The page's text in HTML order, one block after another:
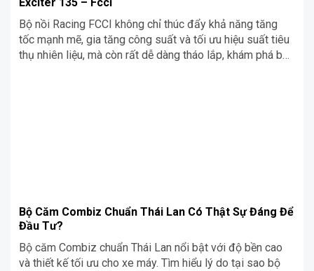
Exciter 135 – Fcci
Bộ nồi Racing FCCI không chỉ thúc đẩy khả năng tăng
tốc mạnh mẽ, gia tăng công suất và tối ưu hiệu suất tiêu
thụ nhiên liệu, mà còn rất dễ dàng tháo lắp, khám phá bố
Bộ Căm Combiz Chuẩn Thái Lan Có Thật Sự Đáng Để
Đầu Tư?
Bộ căm Combiz chuẩn Thái Lan nổi bật với độ bền cao
và thiết kế tối ưu cho xe máy. Tìm hiểu lý do tại sao bộ